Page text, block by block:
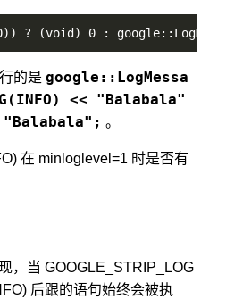
? (void) 0 :
的是google::LogMessa
<< "Balabala"
"Balabala"; 。
在 minloglevel=1 时是否有
，当 GOOGLE_STRIP_LOG
后跟的语句始终会被执